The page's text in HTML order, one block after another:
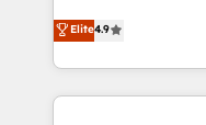
run your revenue
service wired
ティブ・エージェン
力で顧客フロント業務を再設
をする会社か？
トを組み込んだ顧客
Elite4.9